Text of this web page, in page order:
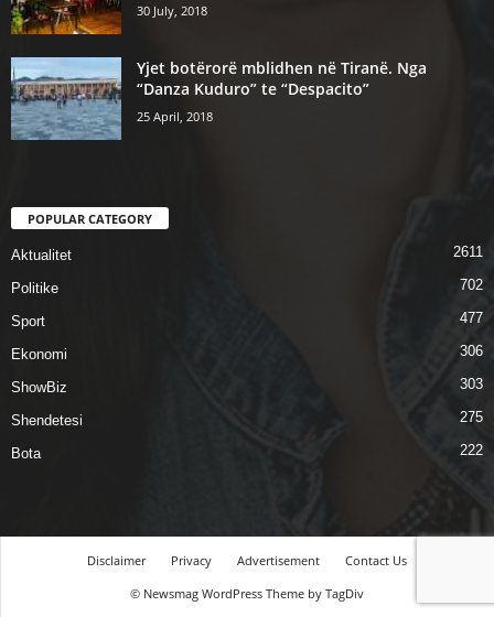
30 July, 2018
Yjet botërorë mblidhen në Tiranë. Nga
“Danza Kuduro” te “Despacito”
25 April, 2018
POPULAR CATEGORY
Aktualitet 2611
Politike 702
Sport 477
Ekonomi 306
ShowBiz 303
Shendetesi 275
Bota 222
Disclaimer Privacy Advertisement
Contact Us
© Newsmag WordPress Theme by TagDiv